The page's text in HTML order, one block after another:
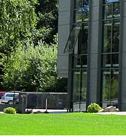
VzF-Satzung